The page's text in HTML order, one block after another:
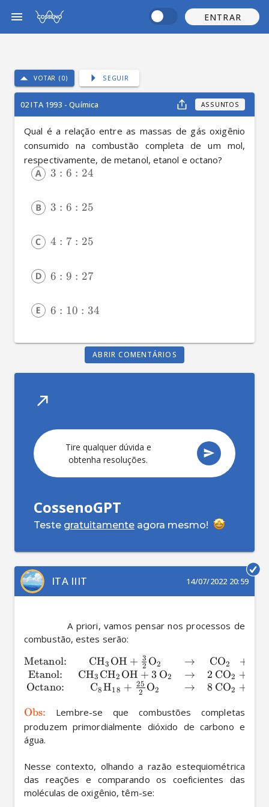
ENTRAR
VOTAR (0) SEGUIR
02 ITA 1993 - Química ASSUNTOS
Qual é a relação entre as massas de gás oxigênio
consumido na combustão completa de um mol,
respectivamente, de metanol, etanol e octano?
3 : 6 : 24
3 : 6 : 25
4 : 7 : 25
6 : 9 : 27
6 : 10 : 34
ABRIR COMENTÁRIOS
Tire qualquer dúvida e
obtenha resoluções.
CossenoGPT
Teste gratuitamente agora mesmo!
ITA IIIT 14/07/2022 20:59
             A priori, vamos pensar nos processos de
combustão, estes serão:
Metanol:
Etanol:
Octano:
CHX
3 OH + 2
3 OX
2
CHX
3 CHX
2 OH + 3 OX
2
CX
8 HX
18 + 2
25 OX
2
→
→
→
COX
2 +
2 COX
2 +
8 COX
2 +
Obs: Lembre-se que combustões completas
produzem primordialmente dióxido de carbono e
água.
Nesse contexto, olhando a razão estequiométrica
das reações e comparando os coeficientes das
moléculas de oxigênio, têm-se: